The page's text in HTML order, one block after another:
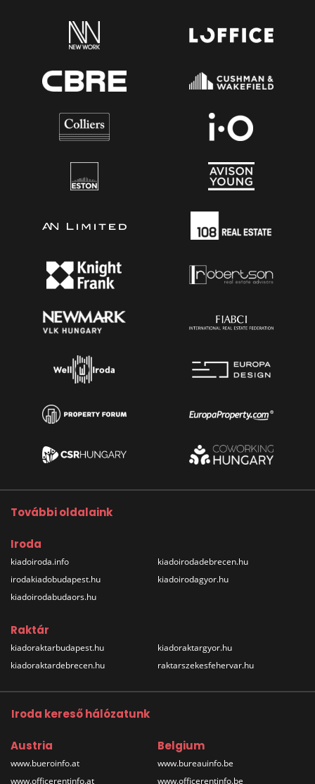
További oldalaink
Iroda
kiadoiroda.info
irodakiadobudapest.hu
kiadoirodabudaors.hu
kiadoirodadebrecen.hu
kiadoirodagyor.hu
Raktár
kiadoraktarbudapest.hu
kiadoraktardebrecen.hu
kiadoraktargyor.hu
raktarszekesfehervar.hu
Iroda kereső hálózatunk
Austria
www.bueroinfo.at
www.officerentinfo.at
Belgium
www.bureauinfo.be
www.officerentinfo.be